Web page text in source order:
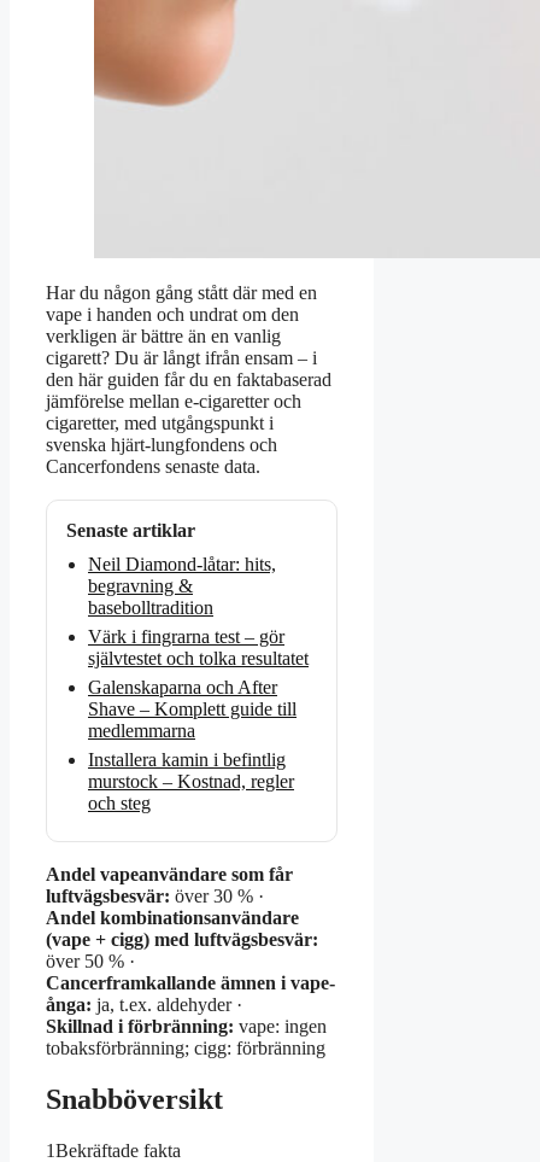
Har du någon gång stått där med en
vape i handen och undrat om den
verkligen är bättre än en vanlig
cigarett? Du är långt ifrån ensam – i
den här guiden får du en faktabaserad
jämförelse mellan e-cigaretter och
cigaretter, med utgångspunkt i
svenska hjärt-lungfondens och
Cancerfondens senaste data.
Senaste artiklar
Neil Diamond-låtar: hits,
begravning &
basebolltradition
Värk i fingrarna test – gör
självtestet och tolka resultatet
Galenskaparna och After
Shave – Komplett guide till
medlemmarna
Installera kamin i befintlig
murstock – Kostnad, regler
och steg
Andel vapeanvändare som får
luftvägsbesvär: över 30 % ·
Andel kombinationsanvändare
(vape + cigg) med luftvägsbesvär:
över 50 % ·
Cancerframkallande ämnen i vape-
ånga: ja, t.ex. aldehyder ·
Skillnad i förbränning: vape: ingen
tobaksförbränning; cigg: förbränning
Snabböversikt
1Bekräftade fakta